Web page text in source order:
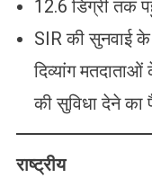
12.6 डिग्री तक
SIR की सुनवाई
दिव्यांग
की सुविधा देने का
राष्ट्रीय